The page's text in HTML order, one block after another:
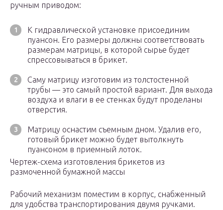
ручным приводом:
К гидравлической установке присоединим
пуансон. Его размеры должны соответствовать
размерам матрицы, в которой сырье будет
спрессовываться в брикет.
Саму матрицу изготовим из толстостенной
трубы — это самый простой вариант. Для выхода
воздуха и влаги в ее стенках будут проделаны
отверстия.
Матрицу оснастим съемным дном. Удалив его,
готовый брикет можно будет вытолкнуть
пуансоном в приемный лоток.
Чертеж-схема изготовления брикетов из
размоченной бумажной массы
Рабочий механизм поместим в корпус, снабженный
для удобства транспортирования двумя ручками.